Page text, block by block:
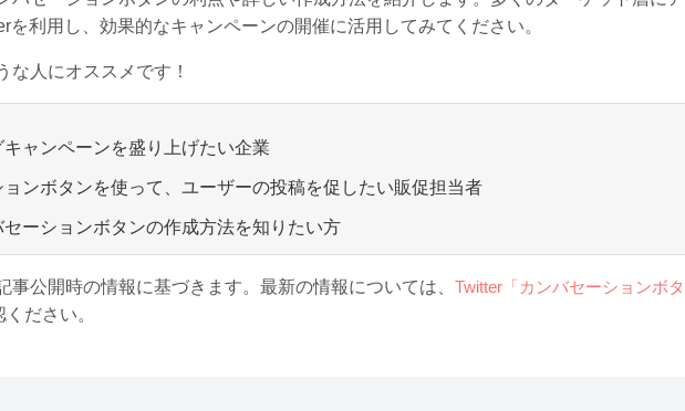
を利用し、効果的なキャンペーンの開催に活用してみてください。
な人にオススメです！
ャンペーンを盛り上げたい企業
ョンボタンを使って、ユーザーの投稿を促したい販促担当者
ーションボタンの作成方法を知りたい方
公開時の情報に基づきます。最新の情報については、 Twitter「カンバセーションボタ
ださい。